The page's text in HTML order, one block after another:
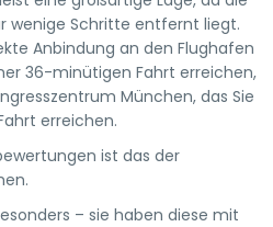
wenige Schritte entfernt liegt.
Anbindung an den Flughafen
36-minütigen Fahrt erreichen,
München, das Sie
erreichen.
ist das der
– sie haben diese mit